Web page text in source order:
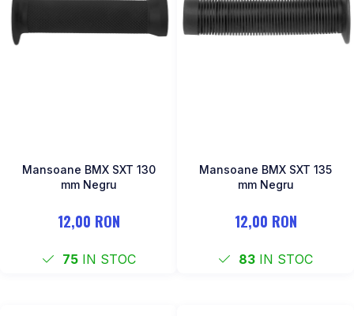
Mansoane BMX SXT 130
mm Negru
12,00 RON
75IN STOC
Mansoane BMX SXT 135
mm Negru
12,00 RON
83 IN STOC